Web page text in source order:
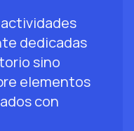
actividades
dedicadas
sino
elementos
con